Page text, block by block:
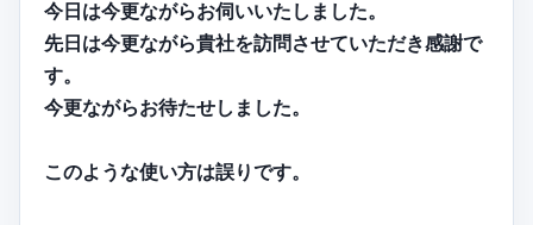
今日は今更ながらお伺いいたしました。
先日は今更ながら貴社を訪問させていただき感謝で
す。
今更ながらお待たせしました。
このような使い方は誤りです。